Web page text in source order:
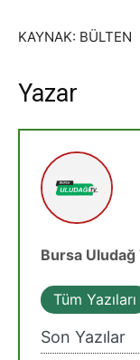
KAYNAK: BÜLTEN
Yazar
Bursa Uludağ
Tüm Yazıları
Son Yazılar